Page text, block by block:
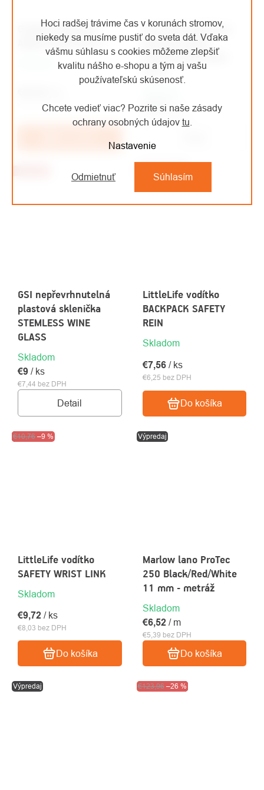
Hoci radšej trávime čas v korunách stromov,
niekedy sa musíme pustiť do sveta dát. Vďaka
vášmu súhlasu s cookies môžeme zlepšiť
kvalitu nášho e-shopu a tým aj vašu
používateľskú skúsenosť.
Chcete vedieť viac? Pozrite si naše zásady
ochrany osobných údajov tu
Nastavenie
Odmietnuť Súhlasím
Gregory organizér
Alpaca Gear Pod 5 l
€19,31 bez DPH
GSI neprevrátiteľný
plastový pohár
Stemless Red Wine
Glass
€7,74 bez DPH
€9,36 / ks
GSI nepřevrhnutelná
plastová sklenička
STEMLESS WINE
GLASS
Skladom
€7,44 bez DPH
€9 / ks
Detail
LittleLife vodítko
BACKPACK SAFETY
REIN
Skladom
€6,25 bez DPH
€7,56 / ks
Do košíka
Výpredaj
€10,76 –9 %
LittleLife vodítko
SAFETY WRIST LINK
Skladom
€8,03 bez DPH
€9,72 / ks
Do košíka
Výpredaj
Marlow lano ProTec
250 Black/Red/White
11 mm - metráž
Skladom
€5,39 bez DPH
€6,52 / m
Do košíka
Výpredaj Akcia Výpredaj
€123,96 –26 %